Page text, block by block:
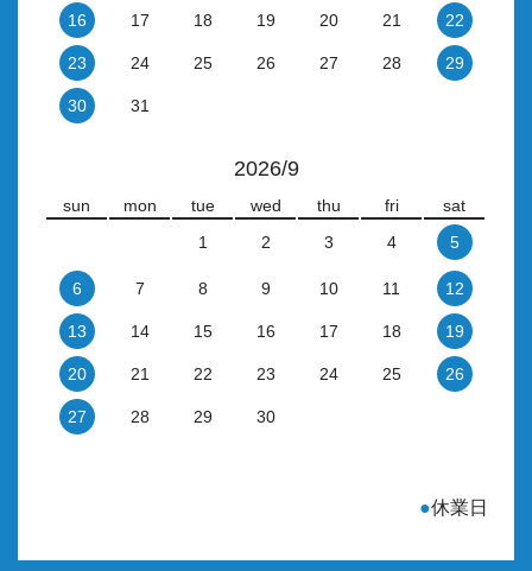
16 17 18 19 20 21 22
23 24 25 26 27 28 29
30 31
2026/9
sun mon tue wed thu fri
sat
1
2 3 4 5
6 7 8 9 10 11 12
13 14 15 16 17 18 19
20 21 22 23 24 25 26
27 28 29 30
●休業日